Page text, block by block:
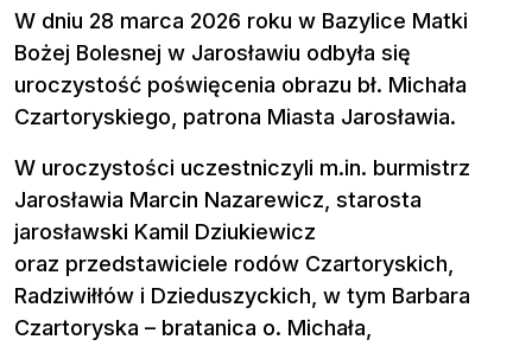
W dniu 28 marca 2026 roku w Bazylice Matki
Bożej Bolesnej w Jarosławiu odbyła się
uroczystość poświęcenia obrazu bł. Michała
Czartoryskiego, patrona Miasta Jarosławia.
W uroczystości uczestniczyli m.in. burmistrz
Jarosławia Marcin Nazarewicz, starosta
jarosławski Kamil Dziukiewicz
oraz przedstawiciele rodów Czartoryskich,
Radziwiłłów i Dzieduszyckich, w tym Barbara
Czartoryska – bratanica o. Michała,